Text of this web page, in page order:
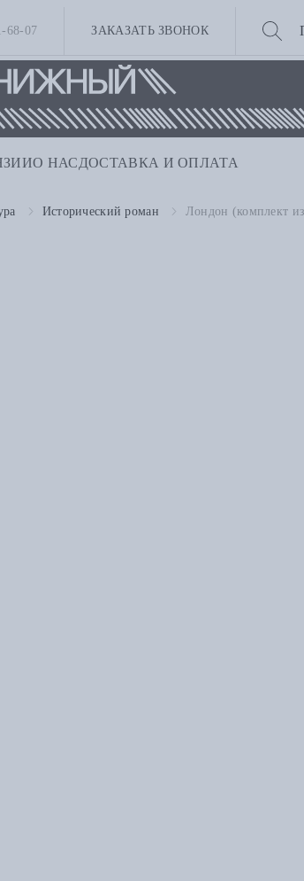
68-07 ЗАКАЗАТЬ ЗВОНОК
О НАС ДОСТАВКА И ОПЛАТА
Исторический роман Лондон (комплект